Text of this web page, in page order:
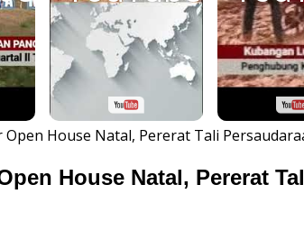
House Natal, Pererat Tali
House Natal, Pererat